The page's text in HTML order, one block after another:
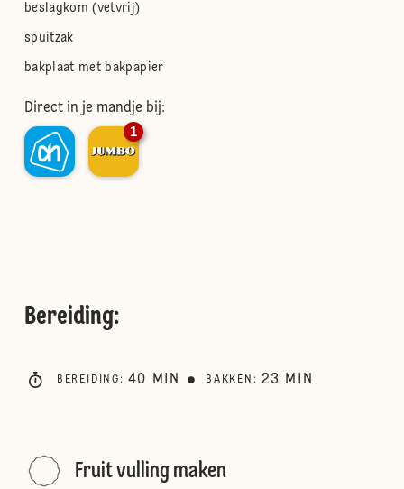
beslagkom (vetvrij)
spuitzak
bakplaat met bakpapier
Direct in je mandje bij:
1
Bereiding:
BEREIDING : 40 MIN BAKKEN : 23 MIN
Fruit vulling maken